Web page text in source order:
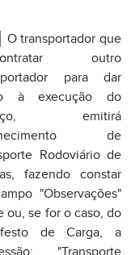
fazendo constar
"Observações"
ou, se for o caso, do
de Carga, a
"Transporte
com ......,
do veículo
......, placa n║.........,
dada pelo Ajuste